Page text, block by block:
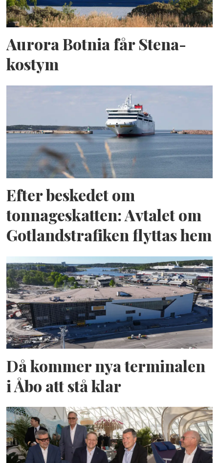
Aurora Botnia får Stena-
kostym
Efter beskedet om
tonnageskatten: Avtalet om
Gotlandstrafiken flyttas hem
Då kommer nya terminalen
i Åbo att stå klar